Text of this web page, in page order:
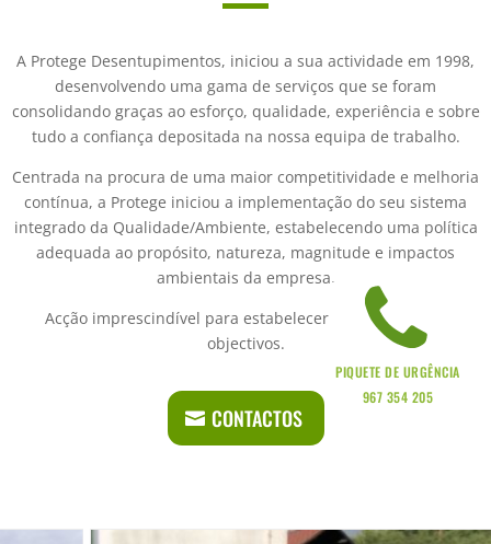
A Protege Desentupimentos, iniciou a sua actividade em 1998,
desenvolvendo uma gama de serviços que se foram
consolidando graças ao esforço, qualidade, experiência e sobre
tudo a confiança depositada na nossa equipa de trabalho.
Centrada na procura de uma maior competitividade e melhoria
contínua, a Protege iniciou a implementação do seu sistema
integrado da Qualidade/Ambiente, estabelecendo uma política
adequada ao propósito, natureza, magnitude e impactos
ambientais da empresa.
Acção imprescindível para estabelecer e rever metas e
objectivos.
CONTACTOS
PIQUETE DE URGÊNCIA
967 354 205